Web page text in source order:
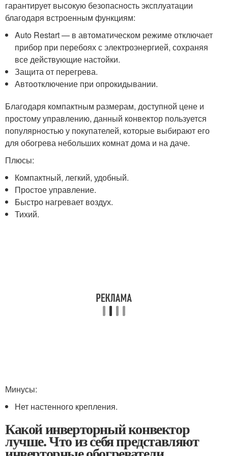
гарантирует высокую безопасность эксплуатации
благодаря встроенным функциям:
Auto Restart — в автоматическом режиме отключает
прибор при перебоях с электроэнергией, сохраняя
все действующие настойки.
Защита от перегрева.
Автоотключение при опрокидывании.
Благодаря компактным размерам, доступной цене и
простому управлению, данный конвектор пользуется
популярностью у покупателей, которые выбирают его
для обогрева небольших комнат дома и на даче.
Плюсы:
Компактный, легкий, удобный.
Простое управление.
Быстро нагревает воздух.
Тихий.
Минусы:
Нет настенного крепления.
Какой инверторный конвектор
лучше. Что из себя представляют